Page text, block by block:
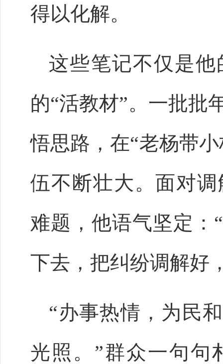
得以化解。
这些笔记不仅是
的“活教材”。一批批
悟思路，在“老杨带
伍不断壮大。面对
难题，他语气坚定：
下去，把纠纷调解好
“办事热情，为民
光照。”群众一句句